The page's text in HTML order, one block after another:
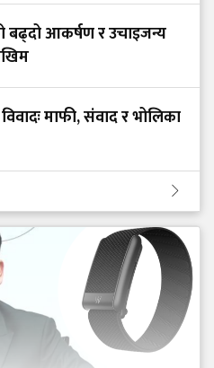
बढ्दो आकर्षण र उचाइजन्य
माफी, संवाद र भोलिका